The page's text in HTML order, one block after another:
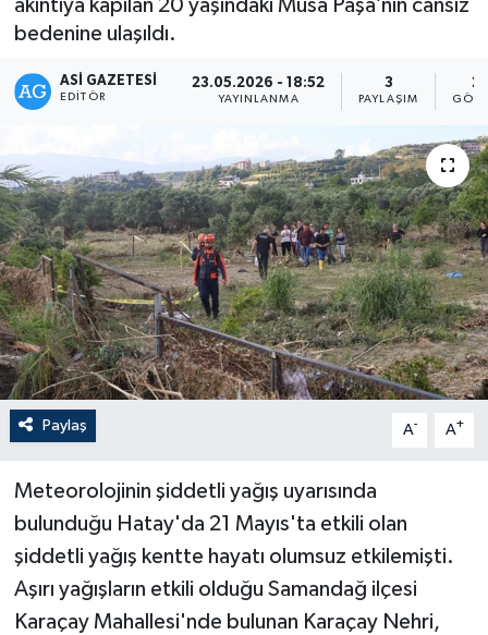
akıntıya kapılan 20 yaşındaki Musa Paşa’nın cansız
bedenine ulaşıldı.
ASI GAZETESI
EDITÖR
23.05.2026 - 18:52
YAYINLANMA
3
PAYLAŞIM
Paylaş A- A+
Meteorolojinin şiddetli yağış uyarısında
bulunduğu Hatay'da 21 Mayıs'ta etkili olan
şiddetli yağış kentte hayatı olumsuz etkilemişti.
Aşırı yağışların etkili olduğu Samandağ ilçesi
Karaçay Mahallesi'nde bulunan Karaçay Nehri,